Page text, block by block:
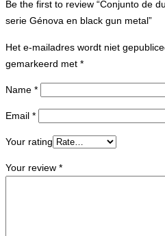
Be the first to review “Conjunto de
serie Génova en black gun metal”
Het e-mailadres wordt niet
gemarkeerd met *
Name *
Email *
Your rating
Your review *